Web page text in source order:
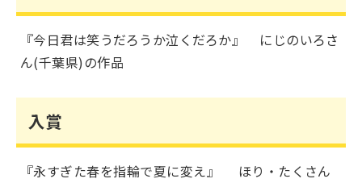
『今日君は笑うだろうか泣くだろか』 にじのいろさ
ん(千葉県)の作品
入賞
『永すぎた春を指輪で夏に変え』 ほり・たくさん